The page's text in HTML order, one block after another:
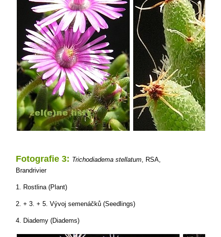
Fotografie 3: Trichodiadema stellatum, RSA,
Brandrivier
1. Rostlina (Plant)
2. + 3. + 5. Vývoj semenáčků (Seedlings)
4. Diademy (Diadems)